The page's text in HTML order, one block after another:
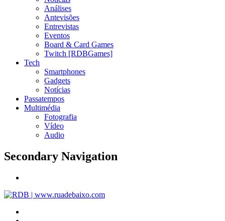
Análises
Antevisões
Entrevistas
Eventos
Board & Card Games
Twitch [RDBGames]
Tech
Smartphones
Gadgets
Notícias
Passatempos
Multimédia
Fotografia
Vídeo
Audio
Secondary Navigation